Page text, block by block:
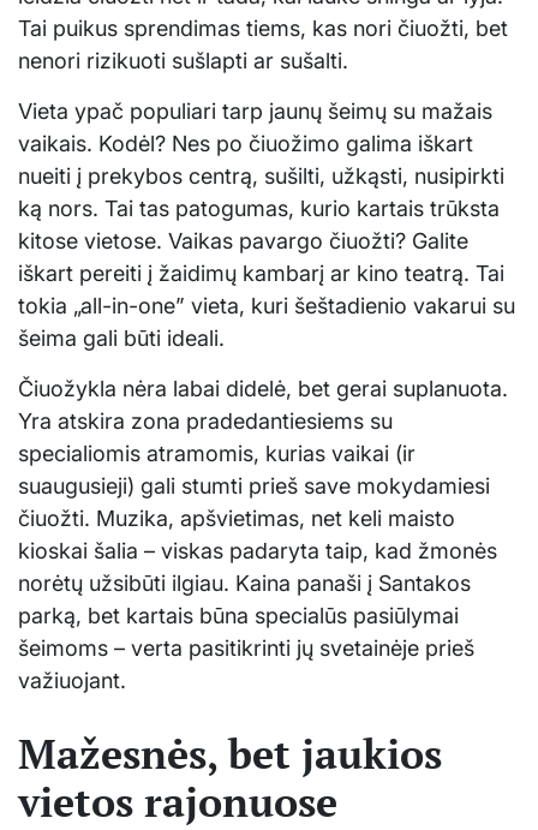
Tai puikus sprendimas tiems, kas nori čiuožti, bet
nenori rizikuoti sušlapti ar sušalti.
Vieta ypač populiari tarp jaunų šeimų su mažais
vaikais. Kodėl? Nes po čiuožimo galima iškart
nueiti į prekybos centrą, sušilti, užkąsti, nusipirkti
ką nors. Tai tas patogumas, kurio kartais trūksta
kitose vietose. Vaikas pavargo čiuožti? Galite
iškart pereiti į žaidimų kambarį ar kino teatrą. Tai
tokia „all-in-one” vieta, kuri šeštadienio vakarui su
šeima gali būti ideali.
Čiuožykla nėra labai didelė, bet gerai suplanuota.
Yra atskira zona pradedantiesiems su
specialiomis atramomis, kurias vaikai (ir
suaugusieji) gali stumti prieš save mokydamiesi
čiuožti. Muzika, apšvietimas, net keli maisto
kioskai šalia – viskas padaryta taip, kad žmonės
norėtų užsibūti ilgiau. Kaina panaši į Santakos
parką, bet kartais būna specialūs pasiūlymai
šeimoms – verta pasitikrinti jų svetainėje prieš
važiuojant.
Mažesnės, bet jaukios
vietos rajonuose